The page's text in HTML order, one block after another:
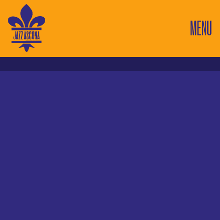
8 Nostrana Jazzbar
Concerti in questo luogo
MENU